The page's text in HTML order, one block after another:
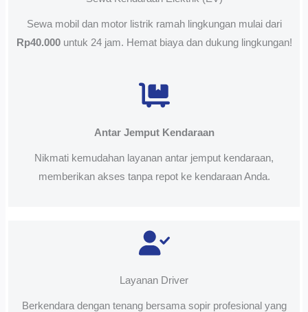
Sewa mobil dan motor listrik ramah lingkungan mulai dari
Rp40.000untuk 24 jam. Hemat biaya dan dukung lingkungan!
Antar Jemput Kendaraan
Nikmati kemudahan layanan antar jemput kendaraan,
memberikan akses tanpa repot ke kendaraan Anda.
Layanan Driver
Berkendara dengan tenang bersama sopir profesional yang